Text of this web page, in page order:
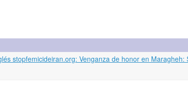
stopfemicideiran.org: Venganza de honor en